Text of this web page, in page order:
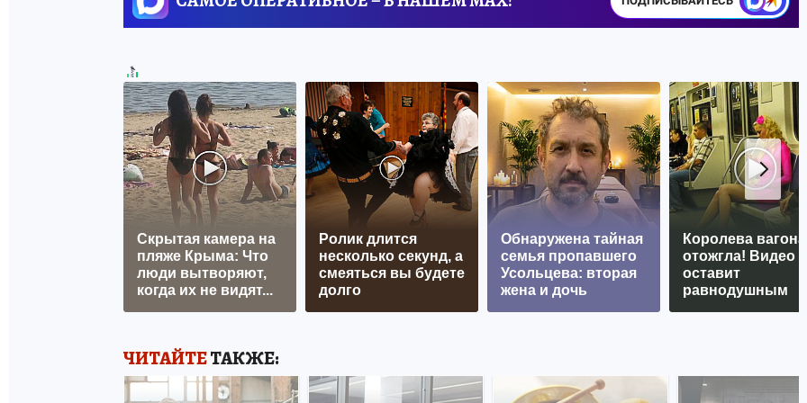
Скрытая камера на
пляже Крыма: Что
люди вытворяют,
когда их не видят...
Ролик длится
несколько секунд, а
смеяться вы будете
долго
Обнаружена тайная
семья пропавшего
Усольцева: вторая
жена и дочь
Королева вагона
отожгла! Видео
оставит
равнодушным
ЧИТАЙТЕТАКЖЕ: